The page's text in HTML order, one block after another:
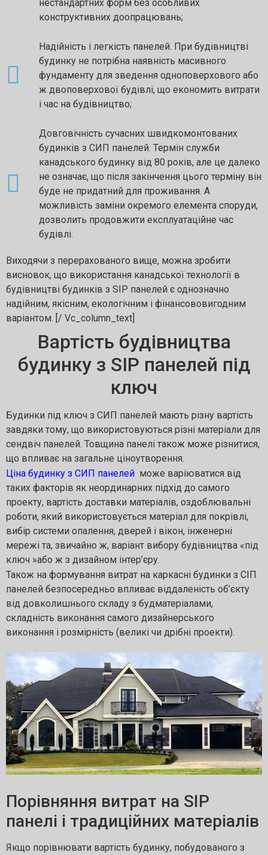
нестандартних форм без особливих
конструктивних доопрацювань;
Надійність і легкість панелей. При будівництві
будинку не потрібна наявність масивного
фундаменту для зведення одноповерхового або
ж двоповерхової будівлі, що економить витрати
і час на будівництво;
Довговічність сучасних швидкомонтованих
будинків з СИП панелей. Термін служби
канадського будинку від 80 років, але це далеко
не означає, що після закінчення цього терміну він
буде не придатний для проживання. А
можливість заміни окремого елемента споруди,
дозволить продовжити експлуатаційне час
будівлі.
Виходячи з перерахованого вище, можна зробити
висновок, що використання канадської технології в
будівництві будинків з SIP панелей є однозначно
надійним, якісним, екологічним і фінансововигодним
варіантом. [/ Vc_column_text]
Вартість будівництва
будинку з SIP панелей під
ключ
Будинки під ключ з СИП панелей мають різну вартість
завдяки тому, що використовуються різні матеріали для
сендвіч панелей. Товщина панелі також може різнитися,
що впливає на загальне ціноутворення.
Ціна будинку з СИП панелей може варіюватися від
таких факторів як неординарних підхід до самого
проекту, вартість доставки матеріалів, оздоблювальні
роботи, який використовується матеріал для покрівлі,
вибір системи опалення, дверей і вікон, інженерні
мережі та, звичайно ж, варіант вибору будівництва «під
ключ »або ж з дизайном інтер’єру.
Також на формування витрат на каркасні будинки з СІП
панелей безпосередньо впливає віддаленість об’єкту
від довколишнього складу з будматеріалами,
складність виконання самого дизайнерського
виконання і розмірність (великі чи дрібні проекти).
Порівняння витрат на SIP
панелі і традиційних матеріалів
Якщо порівнювати вартість будинку, побудованого з